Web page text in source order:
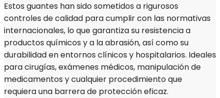
Estos guantes han sido sometidos a rigurosos
controles de calidad para cumplir con las normativas
internacionales, lo que garantiza su resistencia a
productos químicos y a la abrasión, así como su
durabilidad en entornos clínicos y hospitalarios. Ideales
para cirugías, exámenes médicos, manipulación de
medicamentos y cualquier procedimiento que
requiera una barrera de protección eficaz.